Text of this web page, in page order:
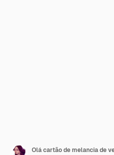
Olá cartão de melancia de